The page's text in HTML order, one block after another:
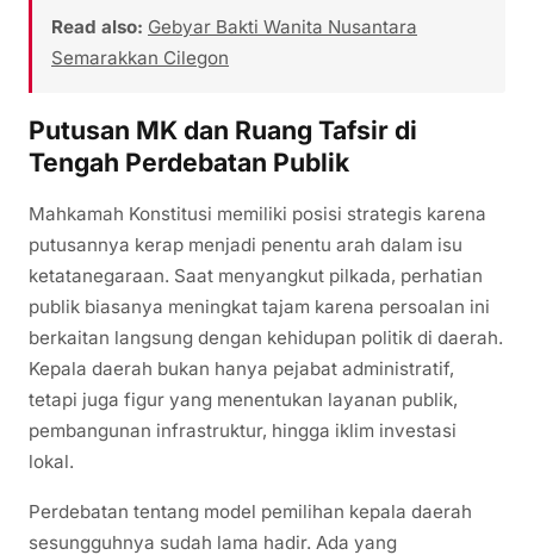
Read also: Gebyar Bakti Wanita Nusantara
Semarakkan Cilegon
Putusan MK dan Ruang Tafsir di
Tengah Perdebatan Publik
Mahkamah Konstitusi memiliki posisi strategis karena
putusannya kerap menjadi penentu arah dalam isu
ketatanegaraan. Saat menyangkut pilkada, perhatian
publik biasanya meningkat tajam karena persoalan ini
berkaitan langsung dengan kehidupan politik di daerah.
Kepala daerah bukan hanya pejabat administratif,
tetapi juga figur yang menentukan layanan publik,
pembangunan infrastruktur, hingga iklim investasi
lokal.
Perdebatan tentang model pemilihan kepala daerah
sesungguhnya sudah lama hadir. Ada yang